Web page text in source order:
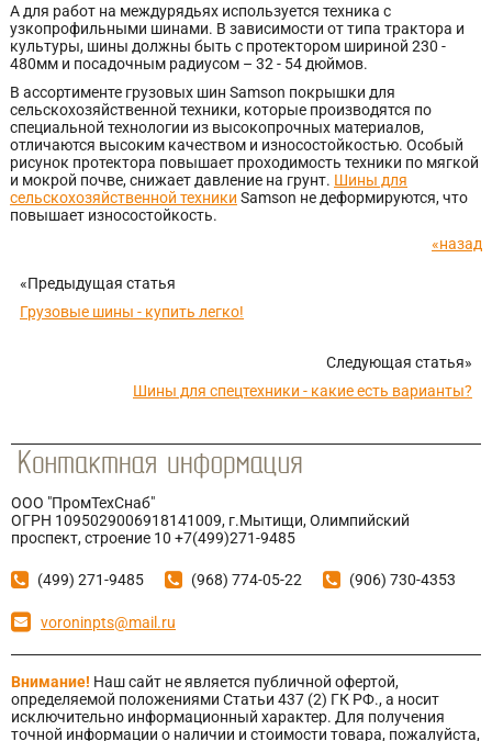
А для работ на междурядьях используется техника с
узкопрофильными шинами. В зависимости от типа трактора и
культуры, шины должны быть с протектором шириной 230 -
480мм и посадочным радиусом – 32 - 54 дюймов.
В ассортименте грузовых шин Samson покрышки для
сельскохозяйственной техники, которые производятся по
специальной технологии из высокопрочных материалов,
отличаются высоким качеством и износостойкостью. Особый
рисунок протектора повышает проходимость техники по мягкой
и мокрой почве, снижает давление на грунт. Шины для
сельскохозяйственной техники Samson не деформируются, что
повышает износостойкость.
«назад
«Предыдущая статья
Грузовые шины - купить легко!
Следующая статья»
Шины для спецтехники - какие есть варианты?
ООО "ПромТехСнаб"
ОГРН 1095029006918141009, г.Мытищи, Олимпийский
проспект, строение 10 +7(499)271-9485
(499) 271-9485 (968) 774-05-22 (906) 730-4353
voroninpts@mail.ru
Внимание! Наш сайт не является публичной офертой,
определяемой положениями Статьи 437 (2) ГК РФ., а носит
исключительно информационный характер. Для получения
точной информации о наличии и стоимости товара, пожалуйста,